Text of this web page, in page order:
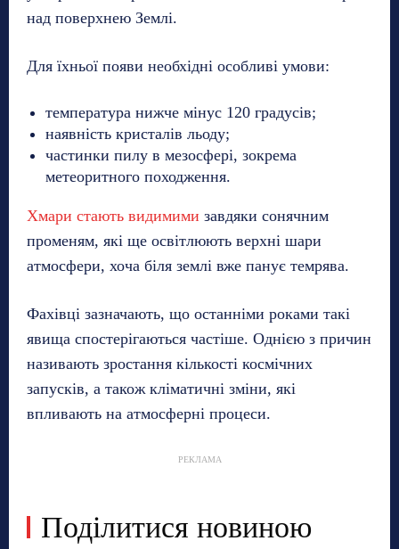
над поверхнею Землі.
Для їхньої появи необхідні особливі умови:
температура нижче мінус 120 градусів;
наявність кристалів льоду;
частинки пилу в мезосфері, зокрема
метеоритного походження.
Хмари стають видимими завдяки сонячним
променям, які ще освітлюють верхні шари
атмосфери, хоча біля землі вже панує темрява.
Фахівці зазначають, що останніми роками такі
явища спостерігаються частіше. Однією з причин
називають зростання кількості космічних
запусків, а також кліматичні зміни, які
впливають на атмосферні процеси.
РЕКЛАМА
Поділитися новиною